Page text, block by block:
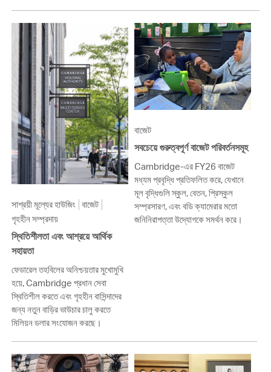
সাশ্রয়ী মূল্যের হাউজিং বাজেট
গৃহহীন সম্প্রদায়
স্থিতিশীলতা এবং আশ্রয়ে আর্থিক
সহায়তা
ফেডারেল তহবিলের অনিশ্চয়তার মুখোমুখি
হয়ে, Cambridge প্রধান সেবা
স্থিতিশীল করতে এবং গৃহহীন বাসিন্দাদের
জন্য নতুন বাড়ির ভাউচার চালু করতে
মিলিয়ন ডলার সংযোজন করছে।
বাজেট
সবচেয়ে গুরুত্বপূর্ণ বাজেট পরিবর্তনসমূহ
Cambridge-এর FY26 বাজেট
মধ্যম প্রবৃদ্ধি প্রতিফলিত করে, যেখানে
মূল বৃদ্ধিগুলি স্কুল, বেতন, প্রিস্কুল
সম্প্রসারণ, এবং বডি ক্যামেরার মতো
জনিনিরাপত্তা উদ্যোগকে সমর্থন করে।